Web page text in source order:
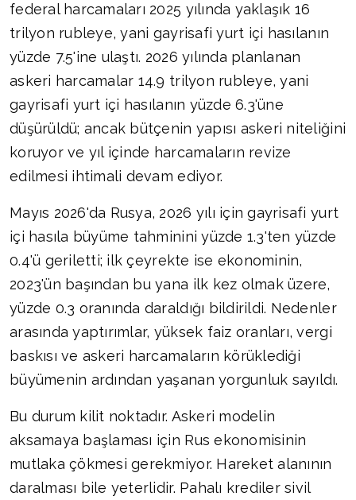
federal harcamaları 2025 yılında yaklaşık 16
trilyon rubleye, yani gayrisafi yurt içi hasılanın
yüzde 7.5'ine ulaştı. 2026 yılında planlanan
askeri harcamalar 14.9 trilyon rubleye, yani
gayrisafi yurt içi hasılanın yüzde 6.3'üne
düşürüldü; ancak bütçenin yapısı askeri niteliğini
koruyor ve yıl içinde harcamaların revize
edilmesi ihtimali devam ediyor.
Mayıs 2026'da Rusya, 2026 yılı için gayrisafi yurt
içi hasıla büyüme tahminini yüzde 1.3'ten yüzde
0.4'ü geriletti; ilk çeyrekte ise ekonominin,
2023'ün başından bu yana ilk kez olmak üzere,
yüzde 0.3 oranında daraldığı bildirildi. Nedenler
arasında yaptırımlar, yüksek faiz oranları, vergi
baskısı ve askeri harcamaların körüklediği
büyümenin ardından yaşanan yorgunluk sayıldı.
Bu durum kilit noktadır. Askeri modelin
aksamaya başlaması için Rus ekonomisinin
mutlaka çökmesi gerekmiyor. Hareket alanının
daralması bile yeterlidir. Pahalı krediler sivil